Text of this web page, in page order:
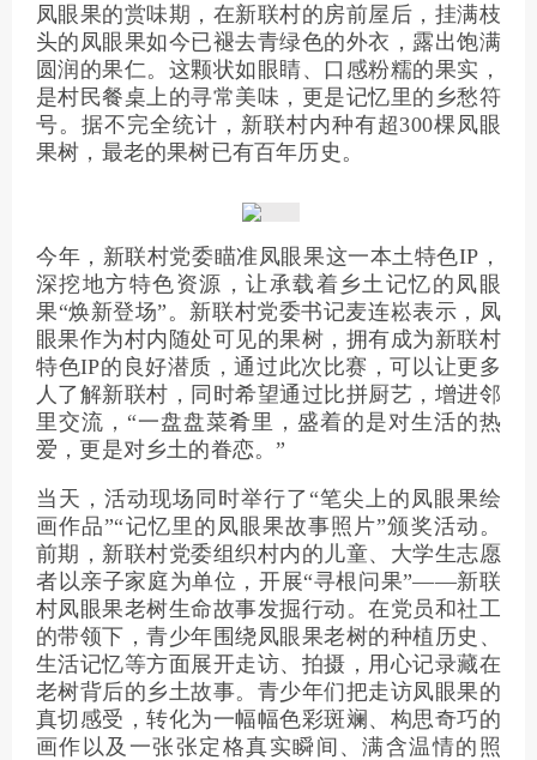
凤眼果的赏味期，在新联村的房前屋后，挂满枝
头的凤眼果如今已褪去青绿色的外衣，露出饱满
圆润的果仁。这颗状如眼睛、口感粉糯的果实，
是村民餐桌上的寻常美味，更是记忆里的乡愁符
号。据不完全统计，新联村内种有超300棵凤眼
果树，最老的果树已有百年历史。
今年，新联村党委瞄准凤眼果这一本土特色IP，
深挖地方特色资源，让承载着乡土记忆的凤眼
果“焕新登场”。新联村党委书记麦连崧表示，凤
眼果作为村内随处可见的果树，拥有成为新联村
特色IP的良好潜质，通过此次比赛，可以让更多
人了解新联村，同时希望通过比拼厨艺，增进邻
里交流，“一盘盘菜肴里，盛着的是对生活的热
爱，更是对乡土的眷恋。”
当天，活动现场同时举行了“笔尖上的凤眼果绘
画作品”“记忆里的凤眼果故事照片”颁奖活动。
前期，新联村党委组织村内的儿童、大学生志愿
者以亲子家庭为单位，开展“寻根问果”——新联
村凤眼果老树生命故事发掘行动。在党员和社工
的带领下，青少年围绕凤眼果老树的种植历史、
生活记忆等方面展开走访、拍摄，用心记录藏在
老树背后的乡土故事。青少年们把走访凤眼果的
真切感受，转化为一幅幅色彩斑斓、构思奇巧的
画作以及一张张定格真实瞬间、满含温情的照